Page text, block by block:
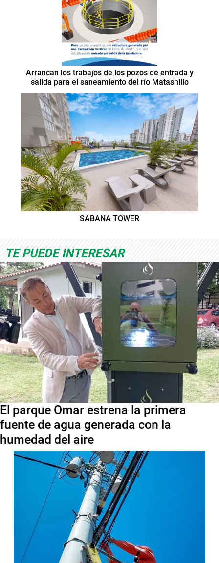
Arrancan los trabajos de los pozos de entrada y
salida para el saneamiento del río Matasnillo
SABANA TOWER
TE PUEDE INTERESAR
El parque Omar estrena la primera
fuente de agua generada con la
humedad del aire